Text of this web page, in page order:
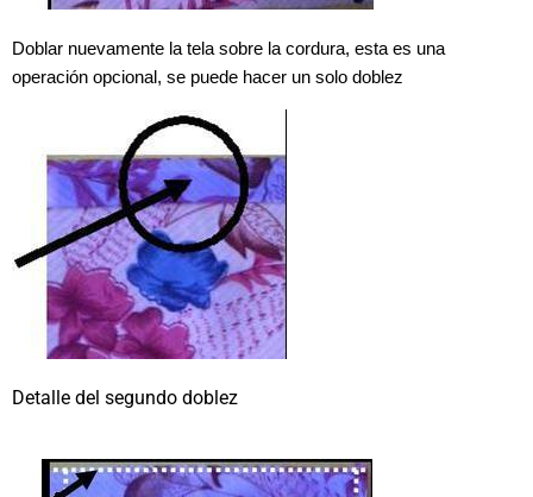
Doblar nuevamente la tela sobre la cordura, esta es una
operación opcional, se puede hacer un solo doblez
Detalle del segundo doblez